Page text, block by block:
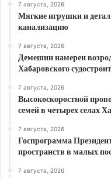
7 августа, 2026
Мягкие игрушки и
канализацию
7 августа, 2026
Демешин намерен
Хабаровского
7 августа, 2026
Высокоскоростной
семей в четырех селах
7 августа, 2026
Госпрограмма
пространств в малых
7 августа, 2026